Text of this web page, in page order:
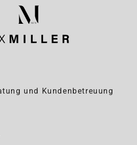
und Kundenbetreuung